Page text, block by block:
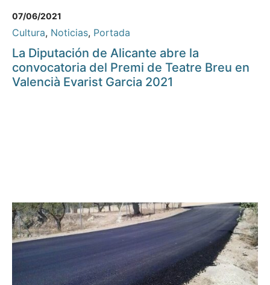
07/06/2021
Cultura, Noticias, Portada
La Diputación de Alicante abre la
convocatoria del Premi de Teatre Breu en
Valencià Evarist Garcia 2021